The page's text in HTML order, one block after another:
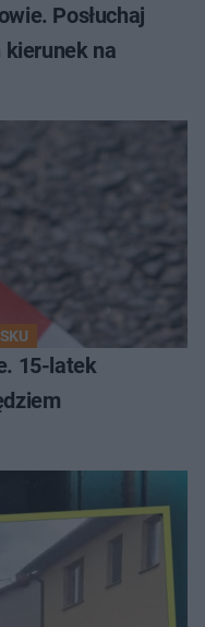
Posłuchaj
kierunek na
15-latek